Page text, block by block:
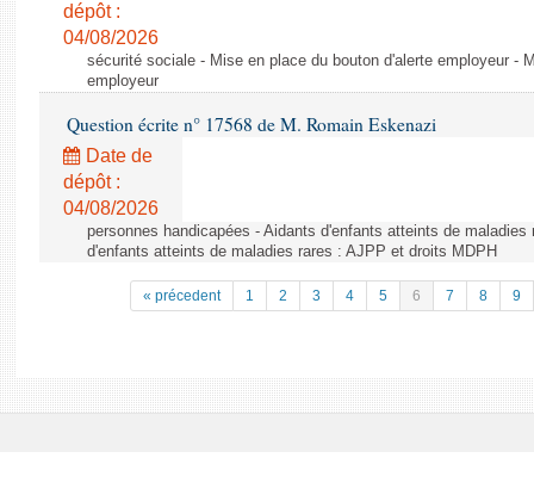
dépôt :
04/08/2026
sécurité sociale - Mise en place du bouton d'alerte employeur -
employeur
Question écrite n° 17568 de M. Romain Eskenazi
Date de
dépôt :
04/08/2026
personnes handicapées - Aidants d'enfants atteints de
d'enfants atteints de maladies rares : AJPP et droits MDPH
« précedent 1 2 3 4 5 6 7 8 9